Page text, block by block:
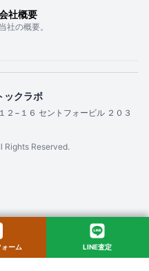
社概要
当社の概要。
ックラボ
−１６ セントフォービル ２０３
Reserved.
ーム LINE査定